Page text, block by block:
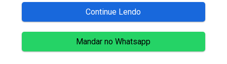
Continue Lendo
Mandar no Whatsapp